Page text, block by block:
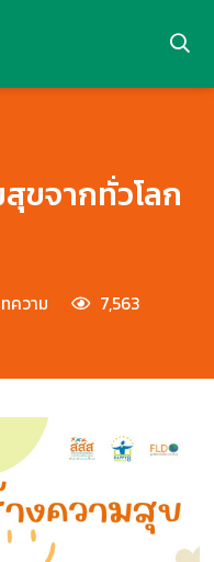
ขจากทั่วโลก
ความ 7,563